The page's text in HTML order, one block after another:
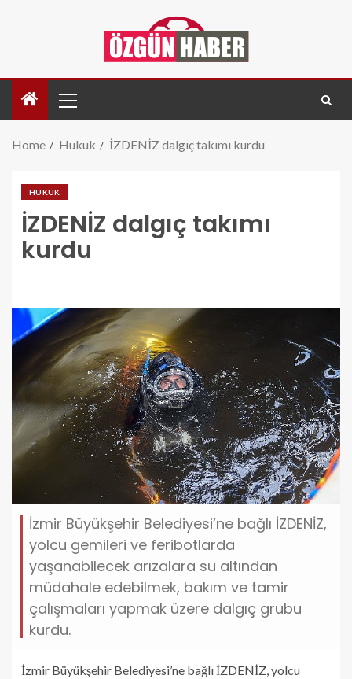
Home Hukuk İZDENİZ dalgıç takımı kurdu
HUKUK
İZDENİZ dalgıç takımı
kurdu
İzmir Büyükşehir Belediyesi’ne bağlı İZDENİZ,
yolcu gemileri ve feribotlarda
yaşanabilecek arızalara su altından
müdahale edebilmek, bakım ve tamir
çalışmaları yapmak üzere dalgıç grubu
kurdu.
İzmir Büyükşehir Belediyesi’ne bağlı İZDENİZ, yolcu